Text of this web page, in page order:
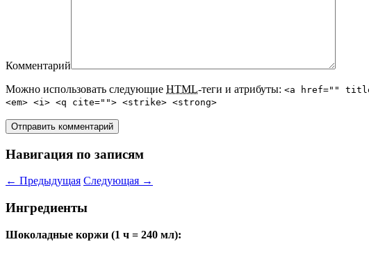
Комментарий
Можно использовать следующие HTML-теги и атрибуты: <a href=""
<em> <i> <q cite=""> <strike> <strong>
Навигация по записям
← Предыдущая Следующая →
Ингредиенты
Шоколадные коржи (1 ч = 240 мл):